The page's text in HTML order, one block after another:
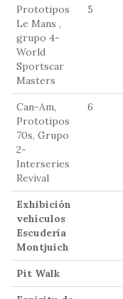
Prototipos
Le Mans ,
grupo 4-
World
Sportscar
Masters
5
Can-Am,
Prototipos
70s, Grupo
2-
Interseries
Revival
6
Exhibición
vehículos
Escudería
Montjuich
Pit Walk